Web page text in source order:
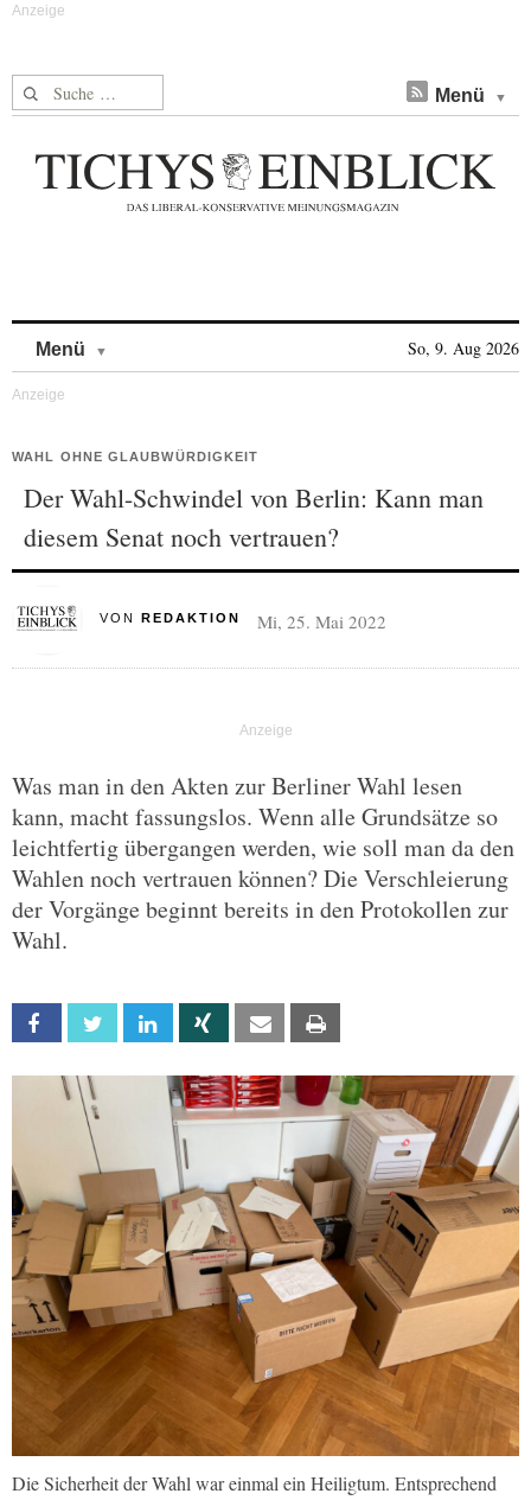
Suche nach: Menü
Menü So, 9. Aug 2026
WAHL OHNE GLAUBWÜRDIGKEIT
Der Wahl-Schwindel von Berlin: Kann man
diesem Senat noch vertrauen?
VON REDAKTION Mi, 25. Mai 2022
Was man in den Akten zur Berliner Wahl lesen
kann, macht fassungslos. Wenn alle Grundsätze so
leichtfertig übergangen werden, wie soll man da den
Wahlen noch vertrauen können? Die Verschleierung
der Vorgänge beginnt bereits in den Protokollen zur
Wahl.
Facebook Twitter Linkedin Xing Email
Die Sicherheit der Wahl war einmal ein Heiligtum. Entsprechend